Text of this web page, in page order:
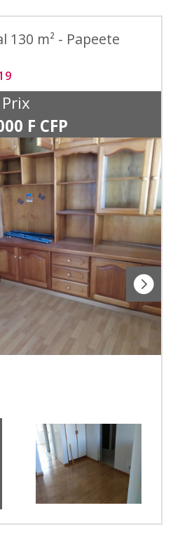
130 m² - Papeete
Prix
F CFP